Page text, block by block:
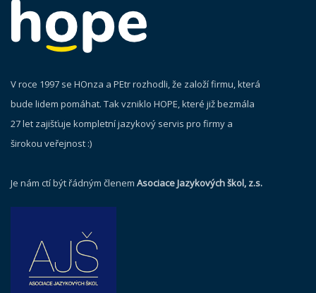
V roce 1997 se HOnza a PEtr rozhodli, že založí firmu, která
bude lidem pomáhat. Tak vzniklo HOPE, které již bezmála
27 let zajišťuje kompletní jazykový servis pro firmy a
širokou veřejnost :)
Je nám ctí být řádným členem Asociace Jazykových škol, z.s.